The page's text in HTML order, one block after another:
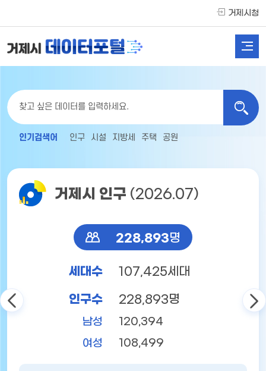
거제시청
인기검색어 인구 시설 지방세 주택 공원
거제시 인구 (2026.07)
228,893명
세대수
107,425세대
인구수
228,893명
남성
120,394
여성
108,499